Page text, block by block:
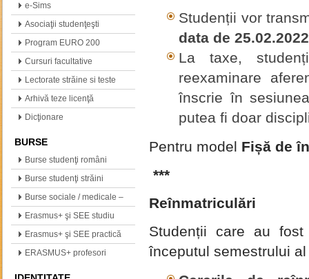
e-Sims
Asociaţii studenţeşti
Program EURO 200
Cursuri facultative
(neogreacă, polonă,…
Lectorate străine si teste
internationale
Arhivă teze licenţă
Dicţionare
BURSE
Burse studenţi români
Burse studenţi străini
Burse sociale / medicale –
info
Erasmus+ şi SEE studiu
Erasmus+ şi SEE practică
ERASMUS+ profesori
Studenții vor
data de 25.02.2022
La taxe,
reexaminare
înscrie în
putea fi doar
Pentru model Fișă de
***
Reînmatriculări
Studenții care au
începutul semestrului